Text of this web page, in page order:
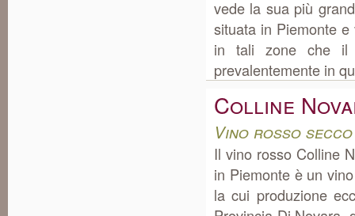
vede la sua più
situata in Piemonte
in tali zone che il
prevalentemente in
Colline
Vino rosso secco
Il vino rosso Colline
in Piemonte è un
la cui produzione